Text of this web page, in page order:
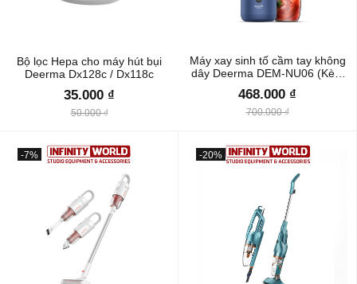
Bộ lọc Hepa cho máy hút bụi
Deerma Dx128c / Dx118c
35.000 ₫
50.000 ₫
Máy xay sinh tố cầm tay không
dây Deerma DEM-NU06 (Kèm
468.000 ₫
700.000 ₫
-7% -20%